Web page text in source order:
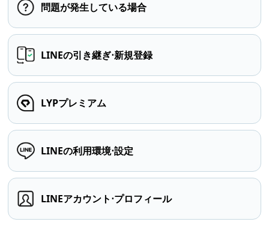
問題が発生している場合
LINEの引き継ぎ⋅新規登録
LYPプレミアム
LINEの利用環境⋅設定
LINEアカウント⋅プロフィール